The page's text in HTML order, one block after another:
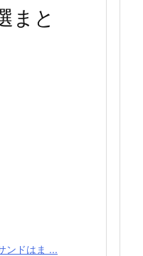
まと
ンドはま ...